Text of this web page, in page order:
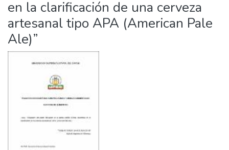
en la clarificación de una cerveza
artesanal tipo APA (American Pale
Ale)”